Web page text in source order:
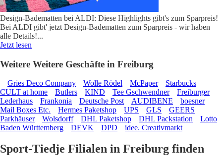
Design-Badematten bei ALDI: Diese Highlights gibt's zum Sparpreis!
Bei ALDI gibt' jetzt Design-Badematten zum Sparpreis - wir haben
alle Details!...
Jetzt lesen
Weitere Weitere Geschäfte in Freiburg
Gries Deco Company Wolle Rödel McPaper
Starbucks
CULT at home
Butlers KIND Tee Gschwendner
Freiburger
Lederhaus
Frankonia Deutsche Post AUDIBENE
boesner
Mail Boxes Etc.
Hermes Paketshop UPS GLS
GEERS
Parkhäuser
Wolsdorff DHL Paketshop DHL Packstation
Lotto
Baden Württemberg
DEVK DPD idee. Creativmarkt
Sport-Tiedje Filialen in Freiburg finden